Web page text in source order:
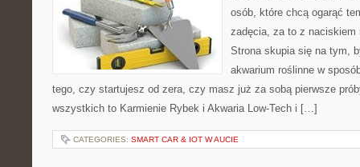
osób, które chcą ogarąć
zadęcia, za to z naciskiem
Strona skupia się na tym,
akwarium roślinne w
tego, czy startujesz od zera, czy masz już za sobą pierwsze
wszystkich to Karmienie Rybek i Akwaria Low-Tech i […]
CATEGORIES: SMART CAR & IOT W AUCIE